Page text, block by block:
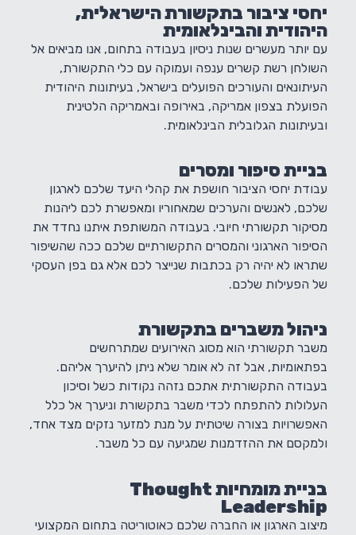
יחסי ציבור בתקשורת הישראלית,
היהודית והבינלאומית
עם יותר מעשרים שנות ניסיון בעבודה בתחום, אנו מביאים אל
השולחן רשת קשרים ענפה ועמוקה עם כלי התקשורת,
העיתונאים והעורכים הפועלים בישראל, בעיתונות היהודית
הפועלת בצפון אמריקה, באירופה ובאמריקה הלטינית
ובעיתונות הגלובלית הבינלאומית.
בניית סיפור ומסרים
עבודת יחסי הציבור חושפת את קהלי היעד שלכם לארגון
שלכם, לאנשים והערכים שמאחוריו ומאפשרת לכם ליהנות
מסיקור תקשורתי חיובי. בעבודה המשותפת איתנו נחדד את
הסיפור הארגוני והמסרים התקשורתיים שלכם ככה שהשיפור
שתראו לא יהיה רק בכתבות שנייצר לכם אלא גם בפן העסקי
של הפעילות שלכם.
ניהול משברים בתקשורת
משבר תקשורתי הוא מסוג האירועים שמתרחשים
בפתאומיות, אבל זה לא אומר שלא ניתן להיערך אליהם.
בעבודה התקשורתית אתכם נזהה נקודות כשל וסיכון
העלולות להתפתח לכדי משבר בתקשורת וניערך אל כלל
האפשרויות בצורה שיטתית על מנת למזער נזקים מצד אחד,
ולמקסם את ההזדמנות שמגיעה עם כל משבר.
בניית מומחיות Thought
Leadership
מיצוב הארגון או החברה שלכם כאוטוריטה בתחום המקצועי